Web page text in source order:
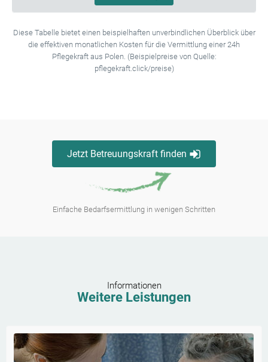
Diese Tabelle bietet einen beispielhaften unverbindlichen Überblick über
die effektiven monatlichen Kosten für die Vermittlung einer 24h
Pflegekraft aus Polen. (Beispielpreise von Quelle:
pflegekraft.click/preise)
Jetzt Betreuungskraft finden
Einfache Bedarfsermittlung in wenigen Schritten
Informationen
Weitere Leistungen